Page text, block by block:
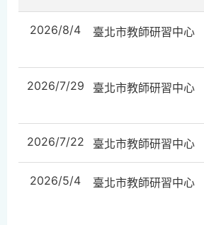
2026/8/4 臺北市教師研習中心
2026/7/29 臺北市教師研習中心
2026/7/22 臺北市教師研習中心
2026/5/4 臺北市教師研習中心